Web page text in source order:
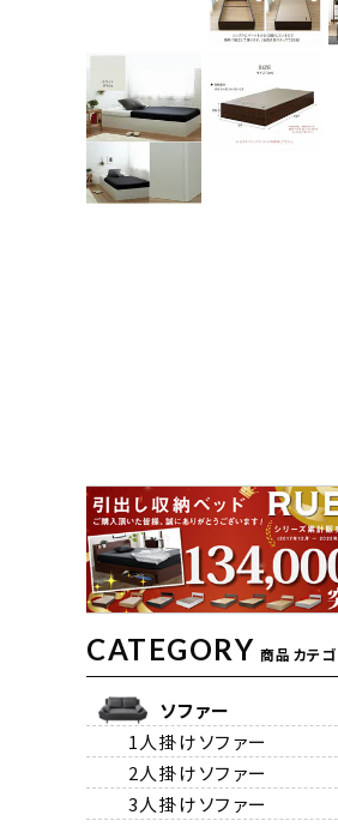
CATEGORY 商品カテゴ
ソファー
1人掛けソファー
2人掛けソファー
3人掛けソファー